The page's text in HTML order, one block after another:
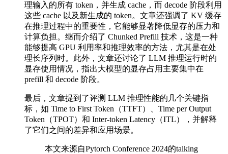
理输入的所有 token，并生成 cache，而 decode 阶段利用
这些 cache 以及新生成的 token。文章还强调了 KV 缓存
在推理过程中的重要性，它能够显著降低显存的压力和
计算负担。继而介绍了 Chunked Prefill 技术，这是一种
能够提高 GPU 利用率和推理效率的方法，尤其是在处
理长序列时。此外，文章还讨论了 LLM 推理运行时的
显存使用情况，指出大模型的显存占用主要集中在
prefill 和 decode 阶段。
最后，文章提到了评测 LLM 推理性能的几个关键指
标，如 Time to First Token（TTFT）、Time per Output
Token（TPOT）和 Inter-token Latency（ITL），并解释
了它们之间的差异和应用场景。
本文来源自Pytorch Conference 2024的talking